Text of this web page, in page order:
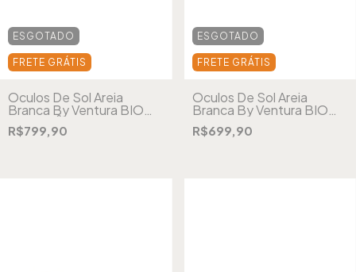
ESGOTADO
FRETE GRÁTIS
Óculos De Sol Areia
Branca By Ventura BIO
Zurique Âmbar
R$799,90
ESGOTADO
FRETE GRÁTIS
Óculos De Sol Areia
Branca By Ventura BIO
Sardegna Preto
R$699,90